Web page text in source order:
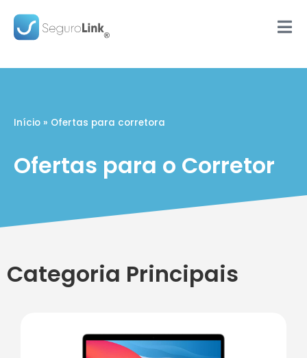
Início » Ofertas para corretora
Ofertas para o Corretor
Categoria Principais